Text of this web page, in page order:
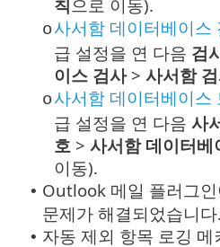
칙으로 이동).
o사서함 데이터베이스
급 설정을 연 다음 검
이스 검사> 사서함
o사서함 데이터베이스
급 설정을 연 다음 사
호 > 사서함 데이터베
이동).
• Outlook 메일 플러그
문제가 해결되었습니다.
• 자동 제외 항목 로깅